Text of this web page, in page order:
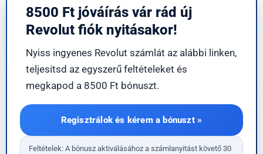
8500 Ft jóváírás vár rád új
Revolut fiók nyitásakor!
Nyiss ingyenes Revolut számlát az alábbi linken,
teljesítsd az egyszerű feltételeket és
megkapod a 8500 Ft bónuszt.
Regisztrálok és kérem a bónuszt »
Feltételek: A bónusz aktiválásához a számlanyitást követő 30